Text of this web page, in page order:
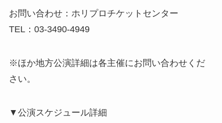
お問い合わせ：ホリプロチケットセンター
TEL：03-3490-4949
※ほか地方公演詳細は各主催にお問い合わせくだ
さい。
▼公演スケジュール詳細